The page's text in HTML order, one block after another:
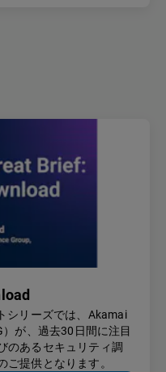
シリーズでは、Akamai
が、過去30日間に注目
のあるセキュリティ調
提供となります。